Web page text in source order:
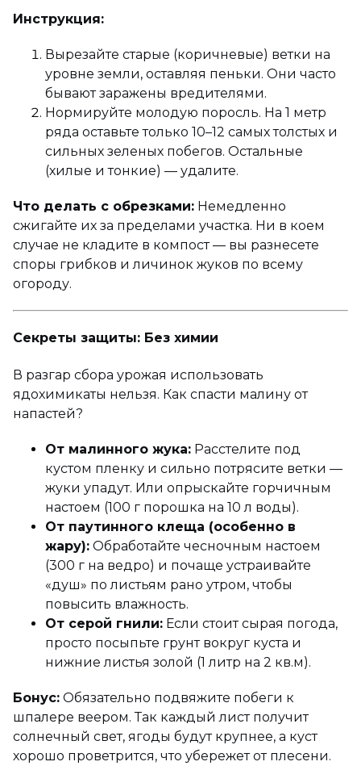
Инструкция:
Вырезайте старые (коричневые) ветки на
уровне земли, оставляя пеньки. Они часто
бывают заражены вредителями.
Нормируйте молодую поросль. На 1 метр
ряда оставьте только 10–12 самых толстых и
сильных зеленых побегов. Остальные
(хилые и тонкие) — удалите.
Что делать с обрезками: Немедленно
сжигайте их за пределами участка. Ни в коем
случае не кладите в компост — вы разнесете
споры грибков и личинок жуков по всему
огороду.
Секреты защиты: Без химии
В разгар сбора урожая использовать
ядохимикаты нельзя. Как спасти малину от
напастей?
От малинного жука: Расстелите под
кустом пленку и сильно потрясите ветки —
жуки упадут. Или опрыскайте горчичным
настоем (100 г порошка на 10 л воды).
От паутинного клеща (особенно в
жару): Обработайте чесночным настоем
(300 г на ведро) и почаще устраивайте
«душ» по листьям рано утром, чтобы
повысить влажность.
От серой гнили: Если стоит сырая погода,
просто посыпьте грунт вокруг куста и
нижние листья золой (1 литр на 2 кв.м).
Бонус: Обязательно подвяжите побеги к
шпалере веером. Так каждый лист получит
солнечный свет, ягоды будут крупнее, а куст
хорошо проветрится, что убережет от плесени.